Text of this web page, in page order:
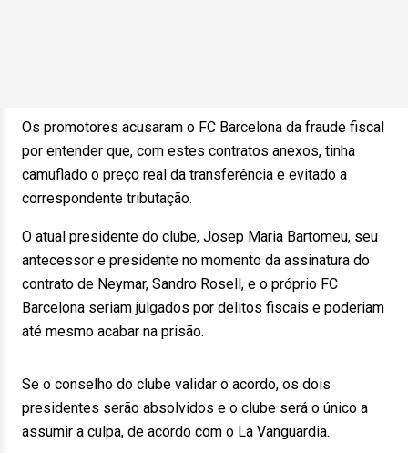
Os promotores acusaram o FC Barcelona da fraude fiscal
por entender que, com estes contratos anexos, tinha
camuflado o preço real da transferência e evitado a
correspondente tributação.
O atual presidente do clube, Josep Maria Bartomeu, seu
antecessor e presidente no momento da assinatura do
contrato de Neymar, Sandro Rosell, e o próprio FC
Barcelona seriam julgados por delitos fiscais e poderiam
até mesmo acabar na prisão.
Se o conselho do clube validar o acordo, os dois
presidentes serão absolvidos e o clube será o único a
assumir a culpa, de acordo com o La Vanguardia.